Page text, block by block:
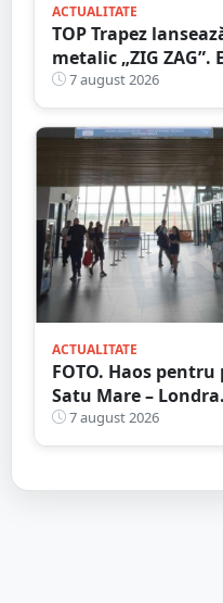
ACTUALITATE
TOP Trapez
metalic „ZIG
în Grădina Romei
7 august 2026
ACTUALITATE
FOTO. Haos
Satu Mare –
nouă întârziere.
7 august 2026